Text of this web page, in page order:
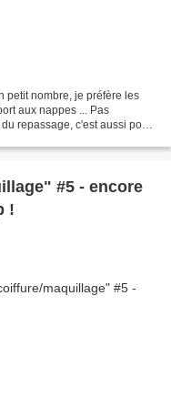
petit nombre, je préfère les
aux nappes ... Pas
repassage, c'est aussi pour
#5 - encore
!